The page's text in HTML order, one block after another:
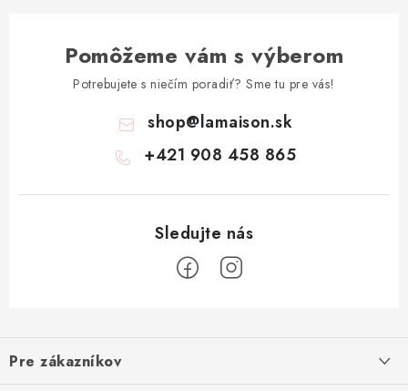
Pomôžeme vám s výberom
Potrebujete s niečím poradiť? Sme tu pre vás!
shop@lamaison.sk
+421 908 458 865
pPre zákazníkov